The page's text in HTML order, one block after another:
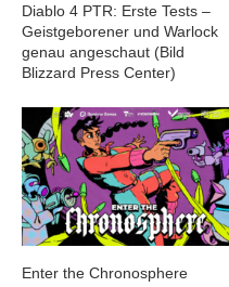
Diablo 4 PTR: Erste Tests –
Geistgeborener und Warlock
genau angeschaut (Bild
Blizzard Press Center)
Enter the Chronosphere